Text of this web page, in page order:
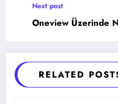
Next post
Oneview Üzerinde
RELATED